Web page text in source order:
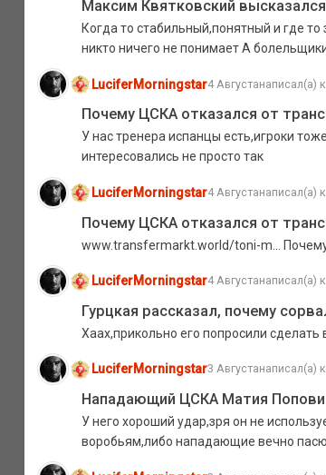
Максим Квятковский
Когда то стабильный,понятный и где
никто ничего не понимает А
LuciferMorningstar4 Августанаписал(а)
Почему ЦСКА отказался от
У нас тренера испанцы есть,игроки
интересовались не просто так
LuciferMorningstar4 Августанаписал(а)
Почему ЦСКА отказался от
www.transfermarkt.world/toni-m...
LuciferMorningstar4 Августанаписал(а)
Гурцкая рассказал, почему
Хаах,прикольно его попросили
LuciferMorningstar3 Августанаписал(а)
Нападающий ЦСКА Матия
У него хороший удар,зря он не
воробьям,либо нападающие вечно